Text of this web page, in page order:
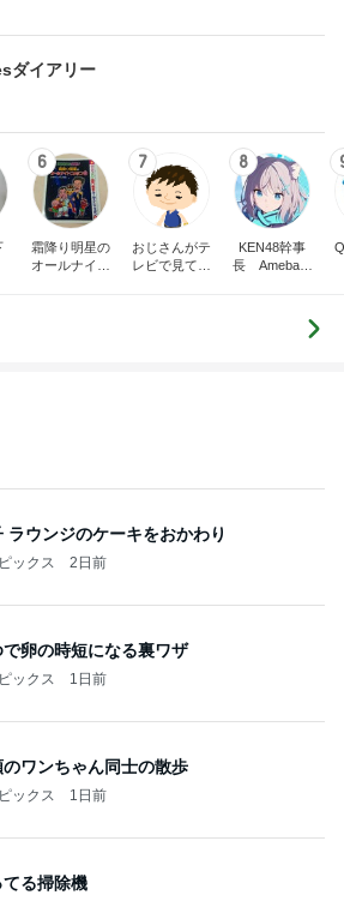
ダイアリー
6
霜降り明星の
オールナイト
7
おじさんがテ
レビで見て思
8
KEN48幹事
長 Ameba大
ラウンジのケーキをおかわり
ックス 2日前
卵の時短になる裏ワザ
ックス 1日前
のワンちゃん同士の散歩
ックス 1日前
る掃除機